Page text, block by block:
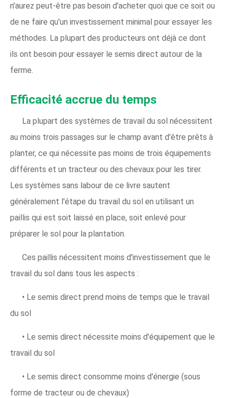
n'aurez peut-être pas besoin d'acheter quoi que ce soit ou
de ne faire qu'un investissement minimal pour essayer les
méthodes. La plupart des producteurs ont déjà ce dont
ils ont besoin pour essayer le semis direct autour de la
ferme.
Efficacité accrue du temps
La plupart des systèmes de travail du sol nécessitent
au moins trois passages sur le champ avant d'être prêts à
planter, ce qui nécessite pas moins de trois équipements
différents et un tracteur ou des chevaux pour les tirer.
Les systèmes sans labour de ce livre sautent
généralement l'étape du travail du sol en utilisant un
paillis qui est soit laissé en place, soit enlevé pour
préparer le sol pour la plantation.
Ces paillis nécessitent moins d'investissement que le
travail du sol dans tous les aspects :
• Le semis direct prend moins de temps que le travail
du sol
• Le semis direct nécessite moins d'équipement que le
travail du sol
• Le semis direct consomme moins d'énergie (sous
forme de tracteur ou de chevaux)